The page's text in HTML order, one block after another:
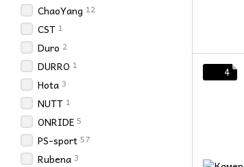
4
ChaoYang 12
CST 1
Duro 2
DURRO 1
Hota 3
NUTT 1
ONRIDE 5
PS-sport 57
Rubena 3